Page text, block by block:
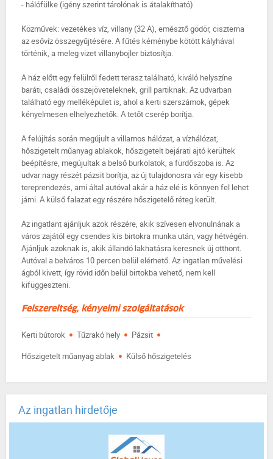
- hálófülke (igény szerint tárolónak is átalakítható)
Közművek: vezetékes víz, villany (32 A), emésztő gödör, ciszterna
az esővíz összegyűjtésére. A fűtés kéménybe kötött kályhával
történik, a meleg vizet villanybojler biztosítja.
A ház előtt egy felülről fedett terasz található, kiváló helyszíne
baráti, családi összejöveteleknek, grill partiknak. Az udvarban
található egy melléképület is, ahol a kerti szerszámok, gépek
kényelmesen elhelyezhetők. A tetőt cserép borítja.
A felújítás során megújult a villamos hálózat, a vízhálózat,
hőszigetelt műanyag ablakok, hőszigetelt bejárati ajtó kerültek
beépítésre, megújultak a belső burkolatok, a fürdőszoba is. Az
udvar nagy részét pázsit borítja, az új tulajdonosra vár egy kisebb
tereprendezés, ami által autóval akár a ház elé is könnyen fel lehet
járni. A külső falazat egy részére hőszigetelő réteg került.
Az ingatlant ajánljuk azok részére, akik szívesen elvonulnának a
város zajától egy csendes kis birtokra munka után, vagy hétvégén.
Ajánljuk azoknak is, akik állandó lakhatásra keresnek új otthont.
Autóval a belváros 10 percen belül elérhető. Az ingatlan művelési
ágból kivett, így rövid időn belül birtokba vehető, nem kell
kifüggeszteni.
Felszereltség, kényelmi szolgáltatások
Kerti bútorok · Tűzrakó hely · Pázsit ·
Hőszigetelt műanyag ablak · Külső hőszigetelés
Az ingatlan hirdetője